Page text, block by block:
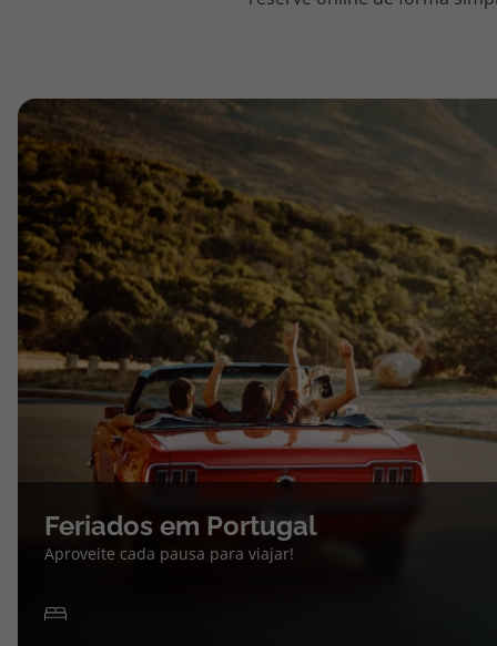
topatlantico@topatlantico.com
Feriados em Portugal
Aproveite cada pausa para viajar!